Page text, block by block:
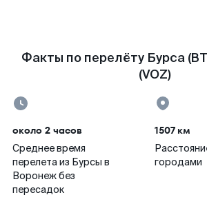
Факты по перелёту Бурса
(VOZ)
около 2 часов
Среднее время
перелета из Бурсы в
Воронеж без
пересадок
1507 км
городами